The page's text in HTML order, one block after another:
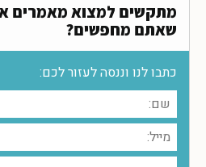
מתקשים למצוא מאמרים
שאתם מחפשים?
כתבו לנו וננסה לעזור לכם: